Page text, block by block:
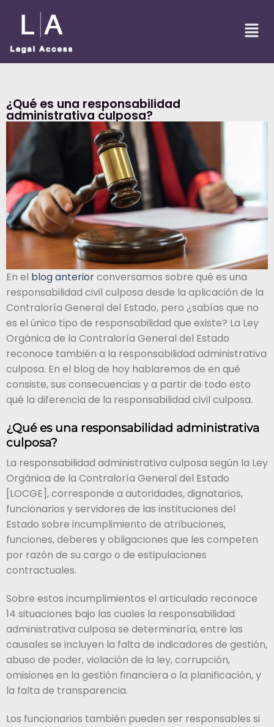
¿Qué es una responsabilidad
administrativa culposa?
En el blog anteriorconversamos sobre qué es una
responsabilidad civil culposa desde la aplicación de la
Contraloría General del Estado, pero ¿sabías que no
es el único tipo de responsabilidad que existe? La Ley
Orgánica de la Contraloría General del Estado
reconoce también a la responsabilidad administrativa
culposa. En el blog de hoy hablaremos de en qué
consiste, sus consecuencias y a partir de todo esto
qué la diferencia de la responsabilidad civil culposa.
¿Qué es una responsabilidad administrativa
culposa?
La responsabilidad administrativa culposa según la Ley
Orgánica de la Contraloría General del Estado
[LOCGE], corresponde a autoridades, dignatarios,
funcionarios y servidores de las instituciones del
Estado sobre incumplimiento de atribuciones,
funciones, deberes y obligaciones que les competen
por razón de su cargo o de estipulaciones
contractuales.
Sobre estos incumplimientos el articulado reconoce
14 situaciones bajo las cuales la responsabilidad
administrativa culposa se determinaría, entre las
causales se incluyen la falta de indicadores de gestión,
abuso de poder, violación de la ley, corrupción,
omisiones en la gestión financiera o la planificación, y
la falta de transparencia.
Los funcionarios también pueden ser responsables si